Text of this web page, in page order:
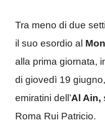
Tra meno di due
il suo esordio al
alla prima giornata,
di giovedì 19
emiratini dell’Al Ain,
Roma Rui Patricio.